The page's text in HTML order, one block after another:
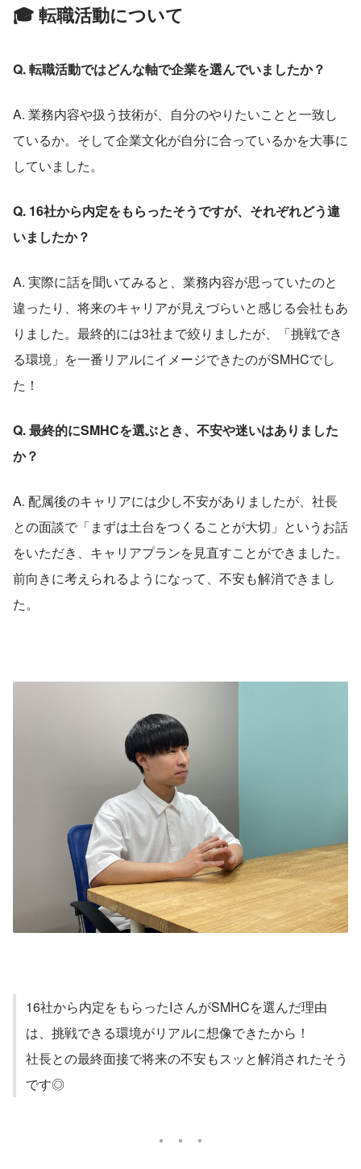
🎓 転職活動について
Q. 転職活動ではどんな軸で企業を選んでいましたか？
A. 業務内容や扱う技術が、自分のやりたいことと一致し
ているか。そして企業文化が自分に合っているかを大事に
していました。
Q. 16社から内定をもらったそうですが、それぞれどう違
いましたか？
A. 実際に話を聞いてみると、業務内容が思っていたのと
違ったり、将来のキャリアが見えづらいと感じる会社もあ
りました。最終的には3社まで絞りましたが、「挑戦でき
る環境」を一番リアルにイメージできたのがSMHCでし
た！
Q. 最終的にSMHCを選ぶとき、不安や迷いはありました
か？
A. 配属後のキャリアには少し不安がありましたが、社長
との面談で「まずは土台をつくることが大切」というお話
をいただき、キャリアプランを見直すことができました。
前向きに考えられるようになって、不安も解消できまし
た。
16社から内定をもらったIさんがSMHCを選んだ理由
は、挑戦できる環境がリアルに想像できたから！
社長との最終面接で将来の不安もスッと解消されたそう
です◎